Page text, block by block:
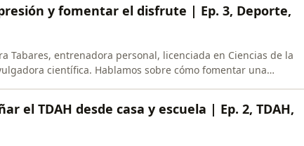
y fomentar el disfrute | Ep. 3, Deporte,
Tabares, entrenadora personal, licenciada en Ciencias de la
científica. Hablamos sobre cómo fomentar una
el TDAH desde casa y escuela | Ep. 2, TDAH,